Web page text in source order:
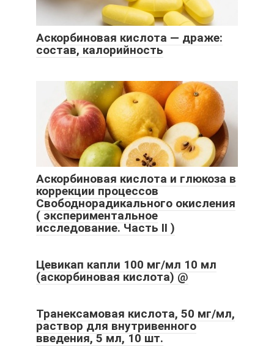
Аскорбиновая кислота — драже:
состав, калорийность
Аскорбиновая кислота и глюкоза в
коррекции процессов
Свободнорадикального окисления
( экспериментальное
исследование. Часть II )
Цевикап капли 100 мг/мл 10 мл
(аскорбиновая кислота) @
Транексамовая кислота, 50 мг/мл,
раствор для внутривенного
введения, 5 мл, 10 шт.